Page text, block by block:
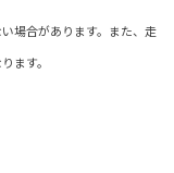
場合があります。また、走
ます。